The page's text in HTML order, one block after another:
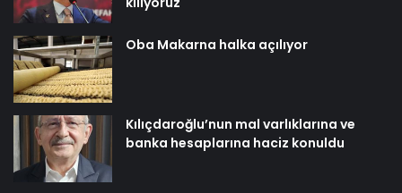
Oba Makarna halka açılıyor
Kılıçdaroğlu’nun mal varlıklarına ve
banka hesaplarına haciz konuldu